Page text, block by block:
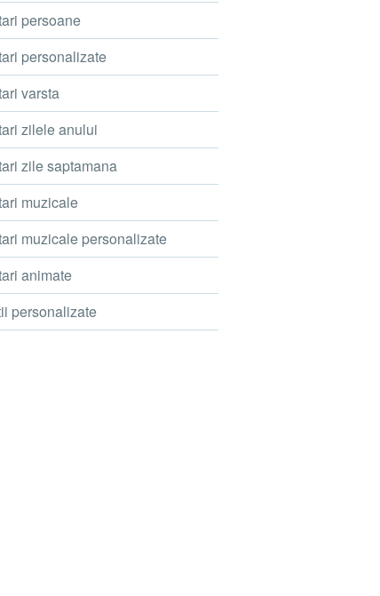
persoane
personalizate
varsta
zilele anului
zile saptamana
muzicale
muzicale personalizate
animate
personalizate